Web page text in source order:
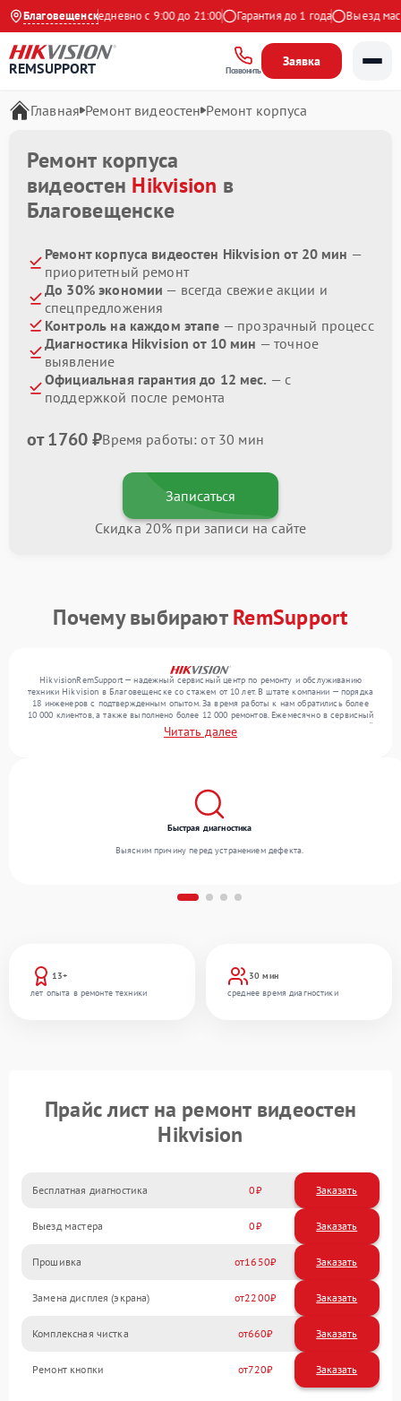
Благовещенск
на Яндекс Ежедневно с 9:00 до 21:00 Гарантия до 1 года Выезд
REMSUPPORT Позвонить
Заявка
Главная Ремонт видеостен Ремонт корпуса
Ремонт корпуса
видеостен Hikvision в
Благовещенске
Ремонт корпуса видеостен Hikvision от 20 мин —
приоритетный ремонт
До 30% экономии — всегда свежие акции и
спецпредложения
Контроль на каждом этапе — прозрачный процесс
Диагностика Hikvision от 10 мин — точное
выявление
Официальная гарантия до 12 мес. — с
поддержкой после ремонта
от 1760 ₽Время работы: от 30 мин
Записаться
Скидка 20% при записи на сайте
Почему выбираютRemSupport
HikvisionRemSupport — надежный сервисный центр по ремонту и обслуживанию
техники Hikvision в Благовещенске со стажем от 10 лет. В штате компании — порядка
18 инженеров с подтвержденным опытом. За время работы к нам обратились более
10 000 клиентов, а также выполнено более 12 000 ремонтов. Ежемесячно в сервисный
центр поступает свыше 300 единиц техники, включая , , . Мы беремся за задачи любой
сложности и поддерживаем высокий стандарт качества благодаря отлаженным
Читать далее
13+
лет опыта в ремонте техники
30 мин
среднее время диагностики
Быстрая диагностика
Выясним причину перед устранением дефекта.
Прайс лист на ремонт видеостен
Hikvision
Бесплатная диагностика 0 Заказать
Выезд мастера 0 Заказать
Прошивка 1650
Замена дисплея (экрана) 2200
Комплексная чистка 660
Ремонт кнопки 720